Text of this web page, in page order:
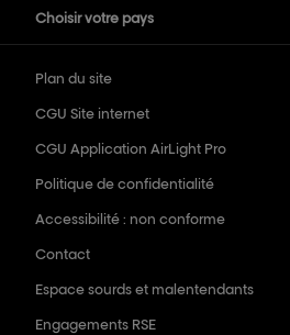
Choisir votre pays
Plan du site
CGU Site internet
CGU Application AirLight Pro
Politique de confidentialité
Accessibilité : non conforme
Contact
Espace sourds et malentendants
Engagements RSE